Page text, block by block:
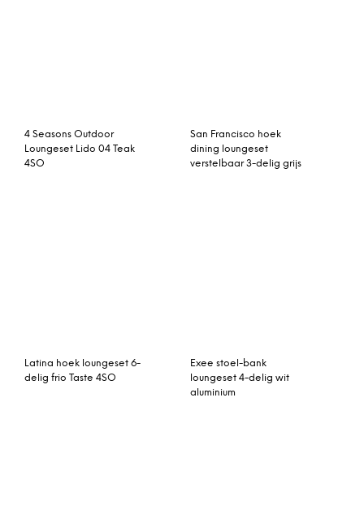
4 Seasons Outdoor
Loungeset Lido 04 Teak
4SO
San Francisco hoek
dining loungeset
verstelbaar 3-delig grijs
Latina hoek loungeset 6-
delig frio Taste 4SO
Exee stoel-bank
loungeset 4-delig wit
aluminium